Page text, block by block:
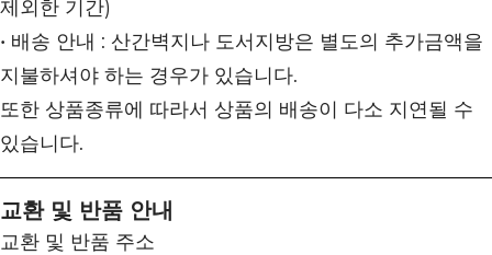
제외한 기간)
• 배송 안내 : 산간벽지나 도서지방은 별도의 추가금액을
지불하셔야 하는 경우가 있습니다.
또한 상품종류에 따라서 상품의 배송이 다소 지연될 수
있습니다.
교환 및 반품 안내
교환 및 반품 주소